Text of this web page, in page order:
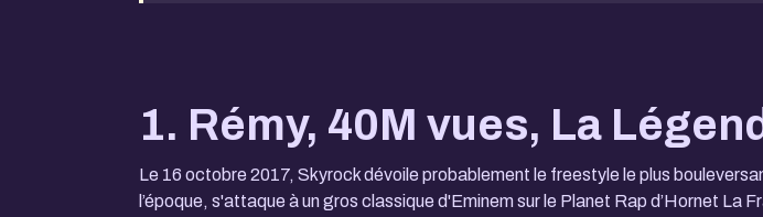
1. Rémy, 40M vues, La
Le 16 octobre 2017, Skyrock dévoile probablement le freestyle le plus
l’époque, s'attaque à un gros classique d'Eminem sur le Planet Rap d’Hornet